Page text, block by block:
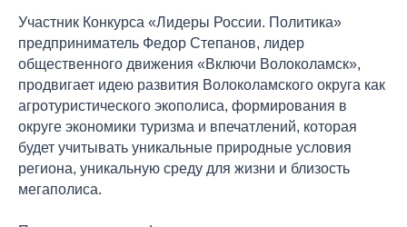
Участник Конкурса «Лидеры России. Политика»
предприниматель Федор Степанов, лидер
общественного движения «Включи Волоколамск»,
продвигает идею развития Волоколамского округа как
агротуристического экополиса, формирования в
округе экономики туризма и впечатлений, которая
будет учитывать уникальные природные условия
региона, уникальную среду для жизни и близость
мегаполиса.